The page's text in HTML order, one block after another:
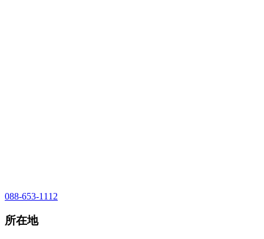
088-653-1112
所在地